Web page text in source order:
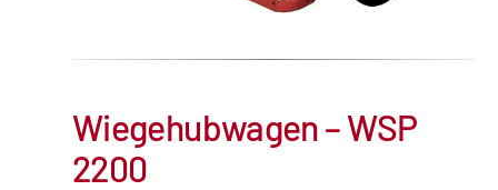
Wiegehubwagen – WSP
2200